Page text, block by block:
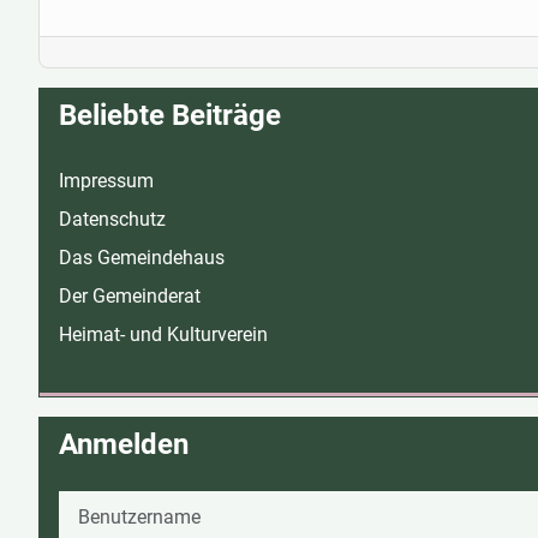
Beliebte Beiträge
Impressum
Datenschutz
Das Gemeindehaus
Der Gemeinderat
Heimat- und Kulturverein
Anmelden
Benutzername